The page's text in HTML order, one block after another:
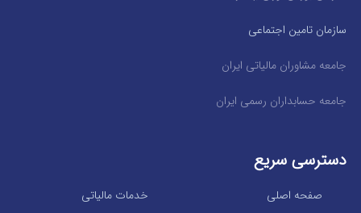
سازمان تامین اجتماعی
جامعه مشاوران مالیاتی ایران
جامعه حسابداران رسمی ایران
دسترسی سریع
خدمات مالیاتی صفحه اصلی